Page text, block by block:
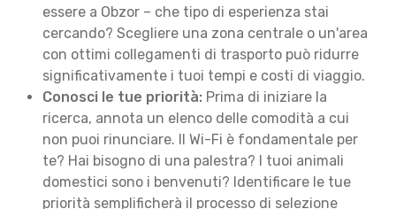
essere a Obzor – che tipo di esperienza stai
cercando? Scegliere una zona centrale o un'area
con ottimi collegamenti di trasporto può ridurre
significativamente i tuoi tempi e costi di viaggio.
Conosci le tue priorità: Prima di iniziare la
ricerca, annota un elenco delle comodità a cui
non puoi rinunciare. Il Wi-Fi è fondamentale per
te? Hai bisogno di una palestra? I tuoi animali
domestici sono i benvenuti? Identificare le tue
priorità semplificherà il processo di selezione